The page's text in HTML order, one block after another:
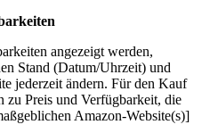
angezeigt werden,
Stand (Datum/Uhrzeit) und
jederzeit ändern. Für den Kauf
zu Preis und Verfügbarkeit, die
Amazon-Website(s)]